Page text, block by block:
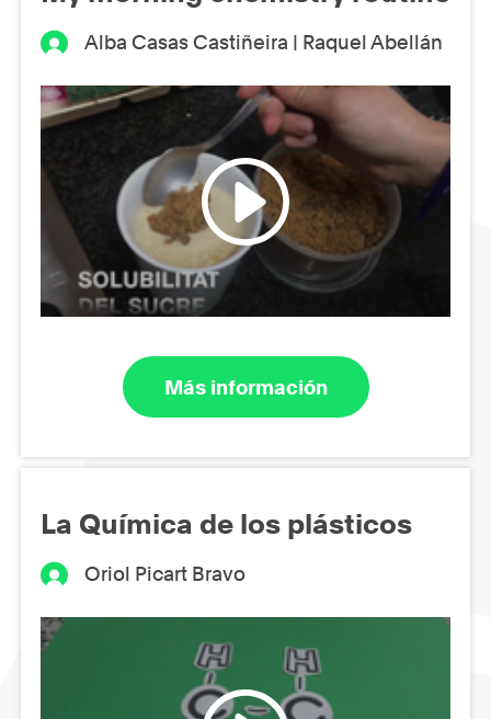
Alba Casas Castiñeira | Raquel Abellán
Más información
La Química de los plásticos
Oriol Picart Bravo